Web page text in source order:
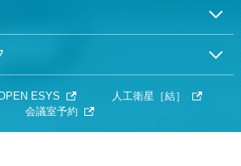
ESYS
人工衛星［結］
会議室予約